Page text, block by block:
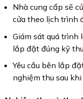
Nhà cung cấp sẽ
cửa theo lịch trình
Giám sát quá trình
lắp đặt đúng kỹ
Yêu cầu bên lắp
nghiệm thu sau